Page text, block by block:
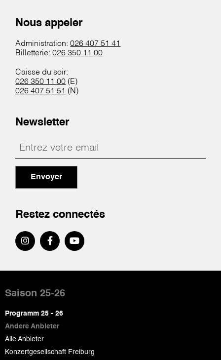
Nous appeler
Administration:026 407 51 41
Billetterie:026 350 11 00
Caisse du soir:
026 350 11 00 (E)
026 407 51 51 (N)
Newsletter
Envoyer
Restez connectés
de
page
Saison 25-26
Programm 25 - 26
Andere Anbieter
Alle Anbieter
Konzertgesellschaft Freiburg